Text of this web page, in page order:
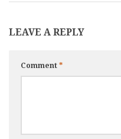
LEAVE A REPLY
Comment *